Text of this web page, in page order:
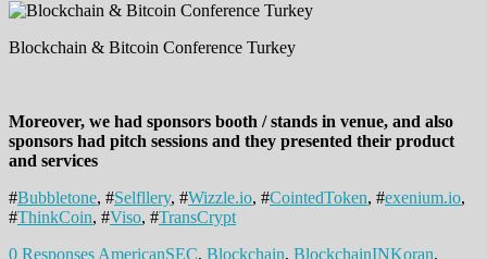
Blockchain & Bitcoin Conference Turkey
Moreover, we had sponsors booth / stands in venue, and also
sponsors had pitch sessions and they presented their product
and services
#Bubbletone, #Selfllery, #Wizzle.io, #CointedToken, #exenium.io,
#ThinkCoin, #Viso, #TransCrypt
0 Responses AmericanSEC, Blockchain, BlockchainINKoran,